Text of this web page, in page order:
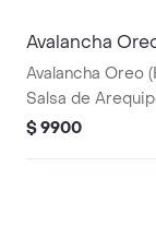
Avalancha
Avalancha Oreo
Salsa de
$ 9900